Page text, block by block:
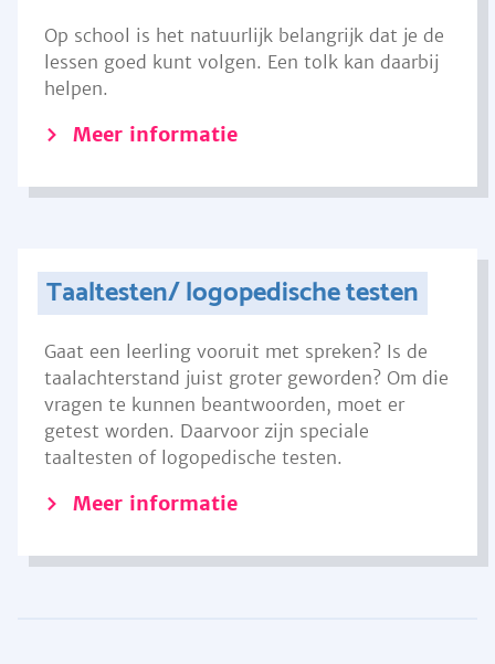
Op school is het natuurlijk belangrijk dat je de
lessen goed kunt volgen. Een tolk kan daarbij
helpen.
Meer informatie
Taaltesten/ logopedische testen
Gaat een leerling vooruit met spreken? Is de
taalachterstand juist groter geworden? Om die
vragen te kunnen beantwoorden, moet er
getest worden. Daarvoor zijn speciale
taaltesten of logopedische testen.
Meer informatie